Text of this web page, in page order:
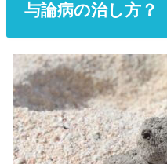
与論病の治し方？